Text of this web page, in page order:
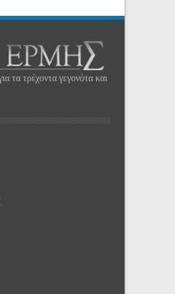
τα τρέχοντα γεγονότα και